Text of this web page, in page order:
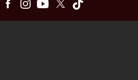
TelegramFacebookInstagramYoutubeTwitter